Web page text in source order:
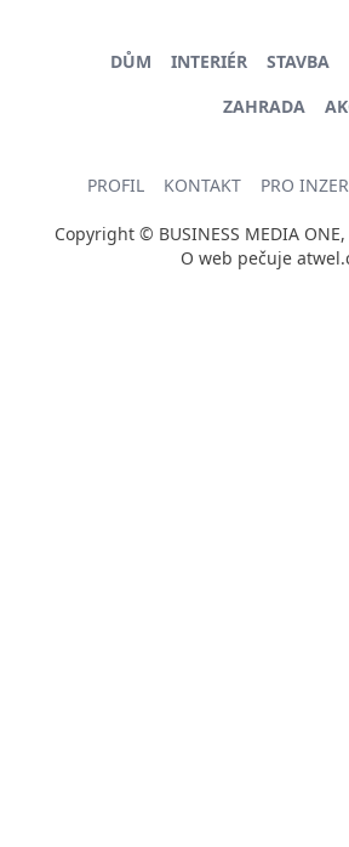
DŮM INTERIÉR STAVBA
ZAHRADA
PROFIL KONTAKT PRO
Copyright © BUSINESS MEDIA